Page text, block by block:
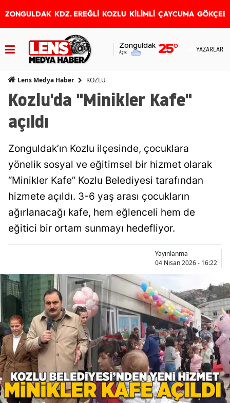
ZONGULDAK KDZ. EREĞLİ KOZLU KİLİMLİ ÇAYCUMA
Zonguldak
Açık 25° YAZARLAR
Lens Medya Haber KOZLU
Kozlu'da "Minikler Kafe"
açıldı
Zonguldak’ın Kozlu ilçesinde, çocuklara
yönelik sosyal ve eğitimsel bir hizmet olarak
“Minikler Kafe” Kozlu Belediyesi tarafından
hizmete açıldı. 3-6 yaş arası çocukların
ağırlanacağı kafe, hem eğlenceli hem de
eğitici bir ortam sunmayı hedefliyor.
Yayınlanma
04 Nisan 2026 - 16:22